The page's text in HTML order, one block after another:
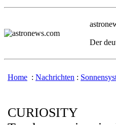
Der
Home : Nachrichten :
CURIOSITY